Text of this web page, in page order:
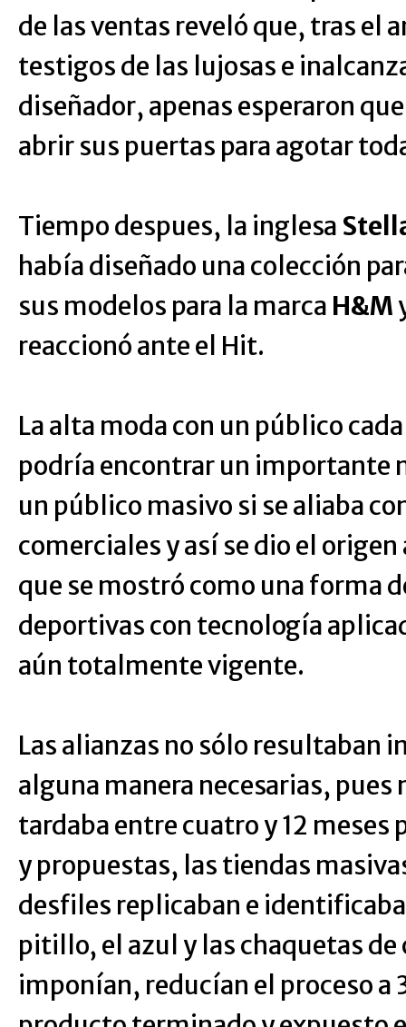
de las ventas reveló que, tras el
testigos de las lujosas e
diseñador, apenas esperaron
abrir sus puertas para agotar
Tiempo despues, la inglesa
había diseñado una colección
sus modelos para la marca H&M
reaccionó ante el Hit.
La alta moda con un público
podría encontrar un importante
un público masivo si se aliaba
comerciales y así se dio el
que se mostró como una forma
deportivas con tecnología
aún totalmente vigente.
Las alianzas no sólo resultaban
alguna manera necesarias,
tardaba entre cuatro y 12 meses
y propuestas, las tiendas
desfiles replicaban e
pitillo, el azul y las chaquetas
imponían, reducían el proceso a